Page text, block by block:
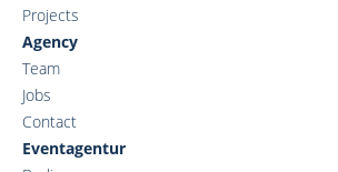
Projects
Agency
Team
Jobs
Contact
Eventagentur